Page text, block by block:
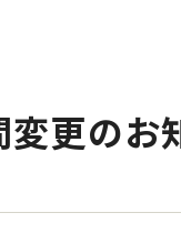
/ SONIX と
あるご質問
更のお
表示されない場合